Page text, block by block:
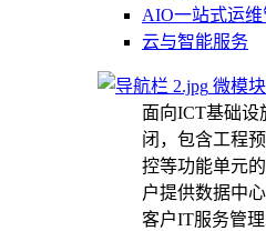
AIO一站式运
云与智能服务
微模
面向ICT基础设
闭，包含工程
控等功能单元
户提供数据中
客户IT服务管理